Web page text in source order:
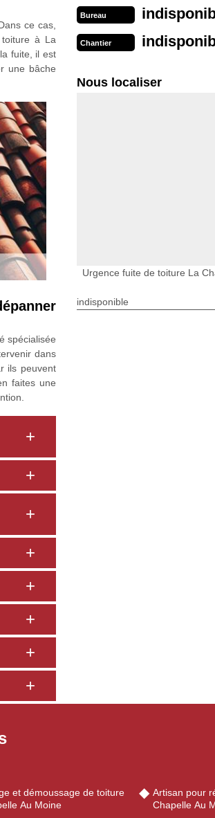
ce cas,
à La
fuite, il est
une bâche
spécialisée
dans
ils peuvent
faites une
Bureau
Chantier
Nous localiser
Urgence fuite de toiture La
indisponible
et démoussage de toiture
Au Moine
Artisan pour
Chapelle Au